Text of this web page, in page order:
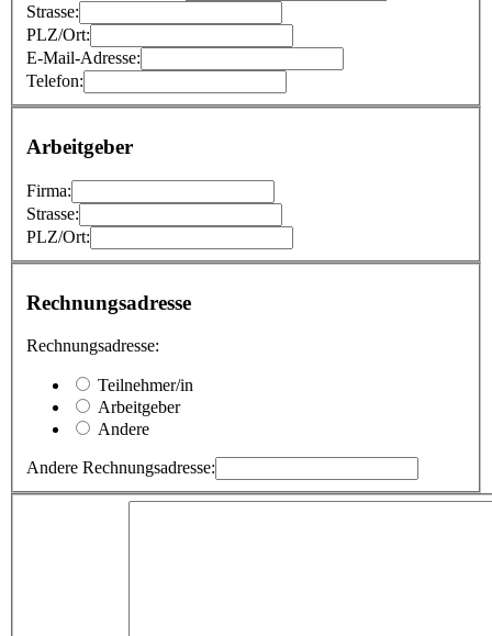
Strasse:
PLZ/Ort:
E-Mail-Adresse:
Telefon:
Arbeitgeber
Firma:
Strasse:
PLZ/Ort:
Rechnungsadresse
Rechnungsadresse:
Teilnehmer/in
Arbeitgeber
Andere
Andere Rechnungsadresse: